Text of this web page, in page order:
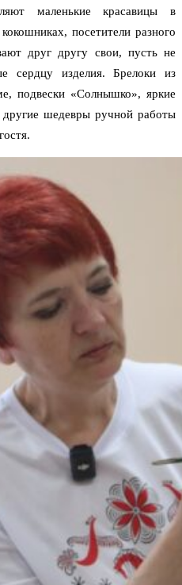
маленькие красавицы в
посетители разного
друг другу свои, пусть не
сердцу изделия. Брелоки из
подвески «Солнышко», яркие
шедевры ручной работы